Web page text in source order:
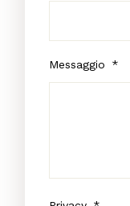
Messaggio *